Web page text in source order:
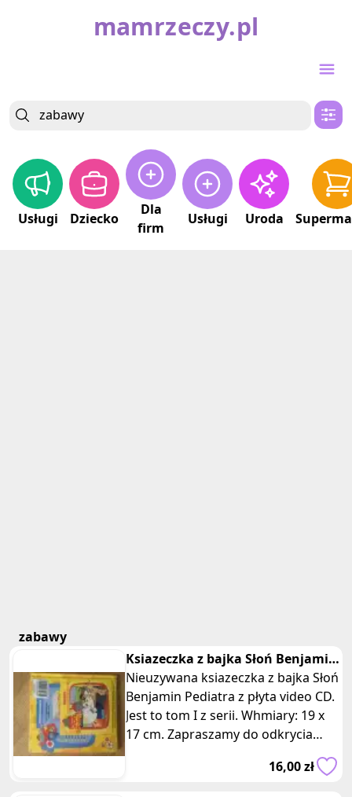
mamrzeczy.pl
Usługi Dziecko
Dla
firm
Usługi Uroda
zabawy
Ksiazeczka z bajka Słoń Benjamin
Pediatra z płyta CD tom I
Nieuzywana ksiazeczka z bajka Słoń
Benjamin Pediatra z płyta video CD.
Jest to tom I z serii. Whmiary: 19 x
17 cm. Zapraszamy do odkrycia
16,00 zł